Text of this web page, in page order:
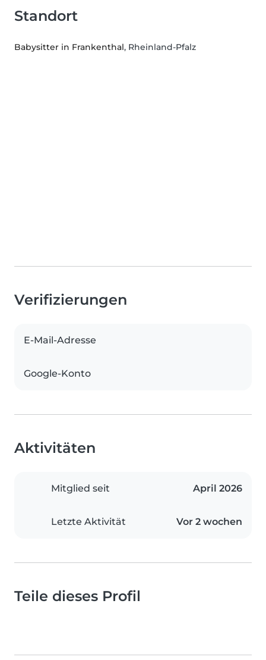
Standort
Babysitter in Frankenthal, Rheinland-Pfalz
Verifizierungen
E-Mail-Adresse
Google-Konto
Aktivitäten
Mitglied seit April 2026
Letzte Aktivität Vor 2 wochen
Teile dieses Profil